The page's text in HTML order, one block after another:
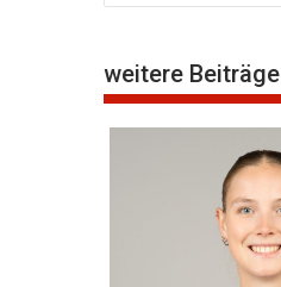
weitere Beiträge